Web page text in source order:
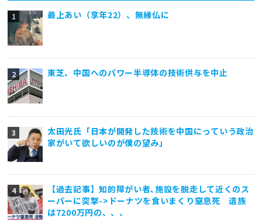
最上あい（享年22）、無縁仏に
東芝、中国へのパワー半導体の技術供与を中止
太田光氏「日本が開発した技術を中国にっていう政治
家がいて欲しいのが僕の望み」
【過去記事】知的障がい者､施設を脱走して近くのス
ーパーに突撃->ドーナツを食いまくり窒息死 遺族
は7200万円の、、、